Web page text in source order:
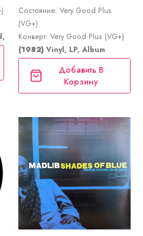
Single, Etched
Состояние: Very Good Plus
(VG+)
Конверт: Very Good Plus (VG+)
(1982) Vinyl, LP, Album
Добавить В
Корзину